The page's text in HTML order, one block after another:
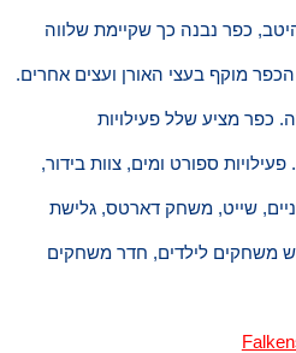
כפר נבנה כך שקיימת שלווה
הכפר מוקף בעצי האורן ועצים אחרים.
כפר מציע שלל פעילויות
ספורט ומים, צוות בידור,
שייט, משחק דארטס, גלישת
משחקים לילדים, חדר משחקים